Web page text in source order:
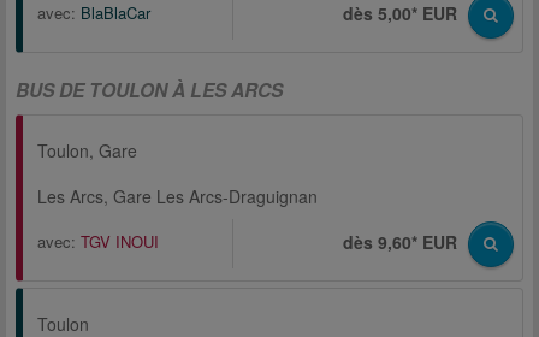
avec: BlaBlaCar dès 5,00* EUR
BUS DE TOULON À LES ARCS
Toulon, Gare
Les Arcs, Gare Les Arcs-Draguignan
avec: TGV INOUI dès 9,60* EUR
Toulon